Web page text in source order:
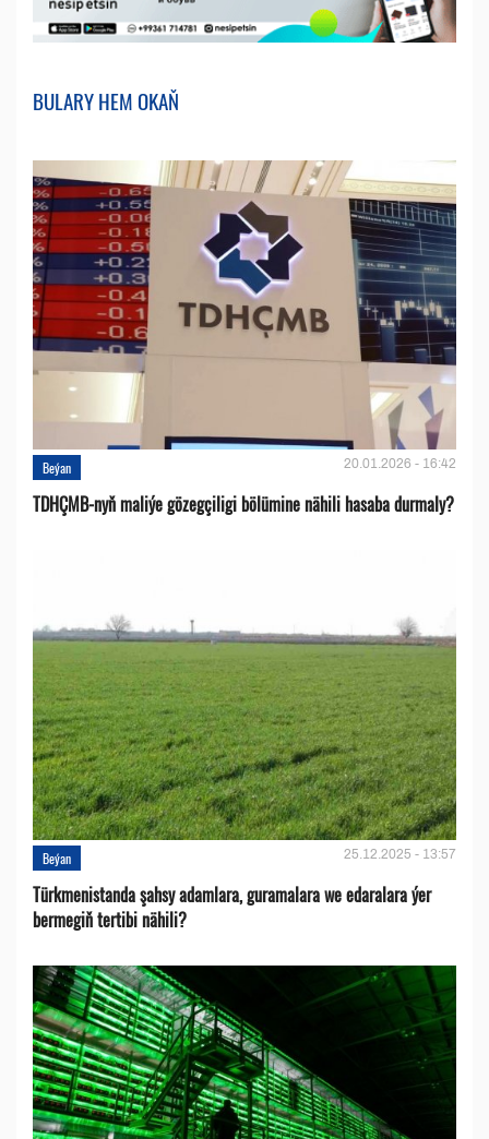
BULARY HEM OKAŇ
Beýan 20.01.2026 - 16:42
TDHÇMB-nyň maliýe gözegçiligi bölümine nähili hasaba durmaly?
Beýan 25.12.2025 - 13:57
Türkmenistanda şahsy adamlara, guramalara we edaralara ýer
bermegiň tertibi nähili?